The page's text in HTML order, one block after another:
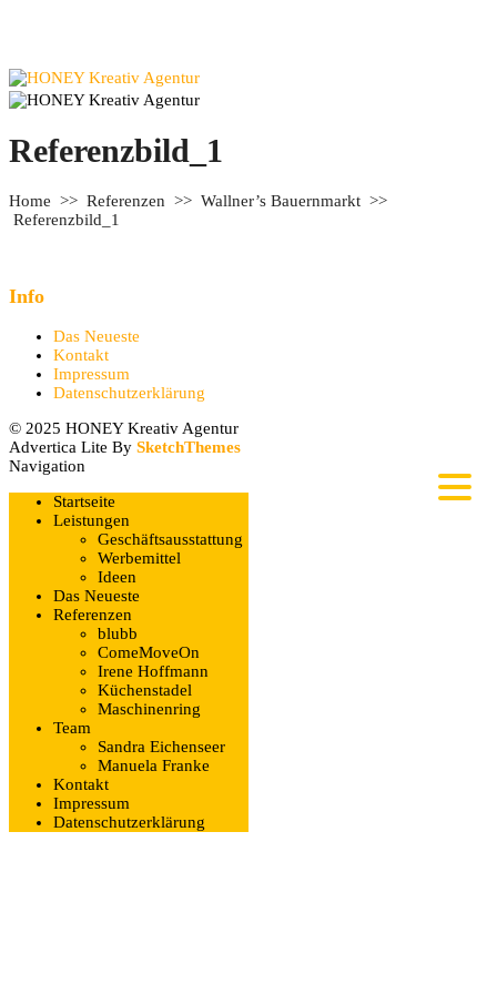
Referenzbild_1
Home >> Referenzen >> Wallner’s Bauernmarkt >>
Referenzbild_1
Info
Das Neueste
Kontakt
Impressum
Datenschutzerklärung
© 2025 HONEY Kreativ Agentur
Advertica Lite By SketchThemes
Navigation
Startseite
Leistungen
Geschäftsausstattung
Werbemittel
Ideen
Das Neueste
Referenzen
blubb
ComeMoveOn
Irene Hoffmann
Küchenstadel
Maschinenring
Team
Sandra Eichenseer
Manuela Franke
Kontakt
Impressum
Datenschutzerklärung